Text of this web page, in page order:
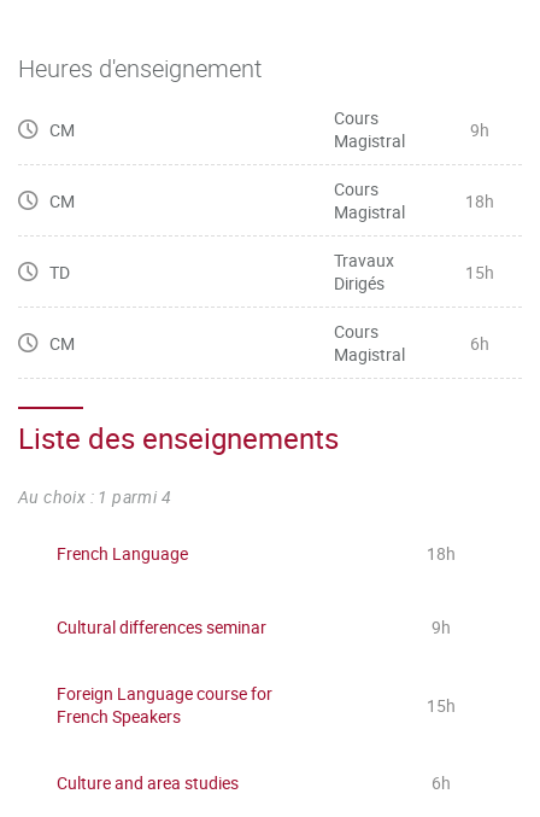
Heures d'enseignement
CM
Cours
Magistral
9h
CM
Cours
Magistral
18h
TD
Travaux
Dirigés
15h
CM
Cours
Magistral
6h
Liste des enseignements
Au choix : 1 parmi 4
French Language 18h
Cultural differences seminar 9h
Foreign Language course for
French Speakers
15h
Culture and area studies 6h